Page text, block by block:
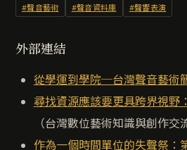
#聲音藝術 #聲音資料庫 #聲響表演
外部連結
從學運到學院─台灣聲音藝術
尋找資源應該要更具跨界視野
（台灣數位藝術知識與創作交
作為一個時間單位的失聲祭：